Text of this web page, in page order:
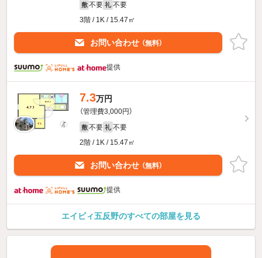
敷 不要 礼 不要
3階 / 1K / 15.47㎡
お問い合わせ （無料）
提供
7.3万円
（管理費3,000円）
敷 不要 礼 不要
2階 / 1K / 15.47㎡
お問い合わせ （無料）
提供
エイビィ五反野のすべての部屋を見る